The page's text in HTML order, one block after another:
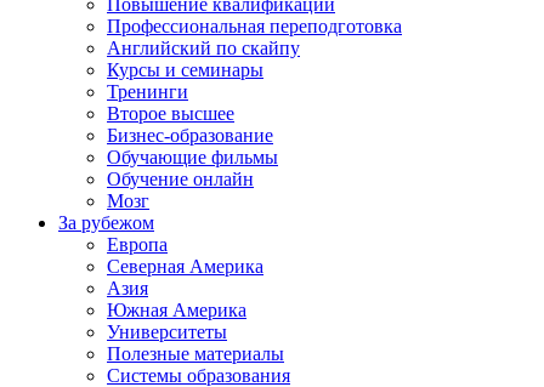
Повышение квалификации
Профессиональная переподготовка
Английский по скайпу
Курсы и семинары
Тренинги
Второе высшее
Бизнес-образование
Обучающие фильмы
Обучение онлайн
Мозг
За рубежом
Европа
Северная Америка
Азия
Южная Америка
Университеты
Полезные материалы
Системы образования